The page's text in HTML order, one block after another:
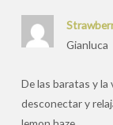
Gianluca
De las baratas y la
desconectar y